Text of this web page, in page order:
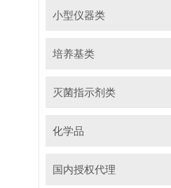
小型仪器类
培养基类
灭菌指示剂类
化学品
国内授权代理